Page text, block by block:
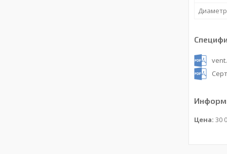
Диаметр
Цена: 30